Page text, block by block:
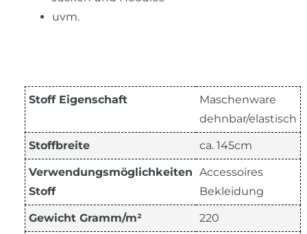
uvm.
Stoff Eigenschaft
Maschenware
dehnbar/elastisch
Stoffbreite ca. 145cm
Verwendungsmöglichkeiten
Stoff
Accessoires
Bekleidung
Gewicht Gramm/m² 220